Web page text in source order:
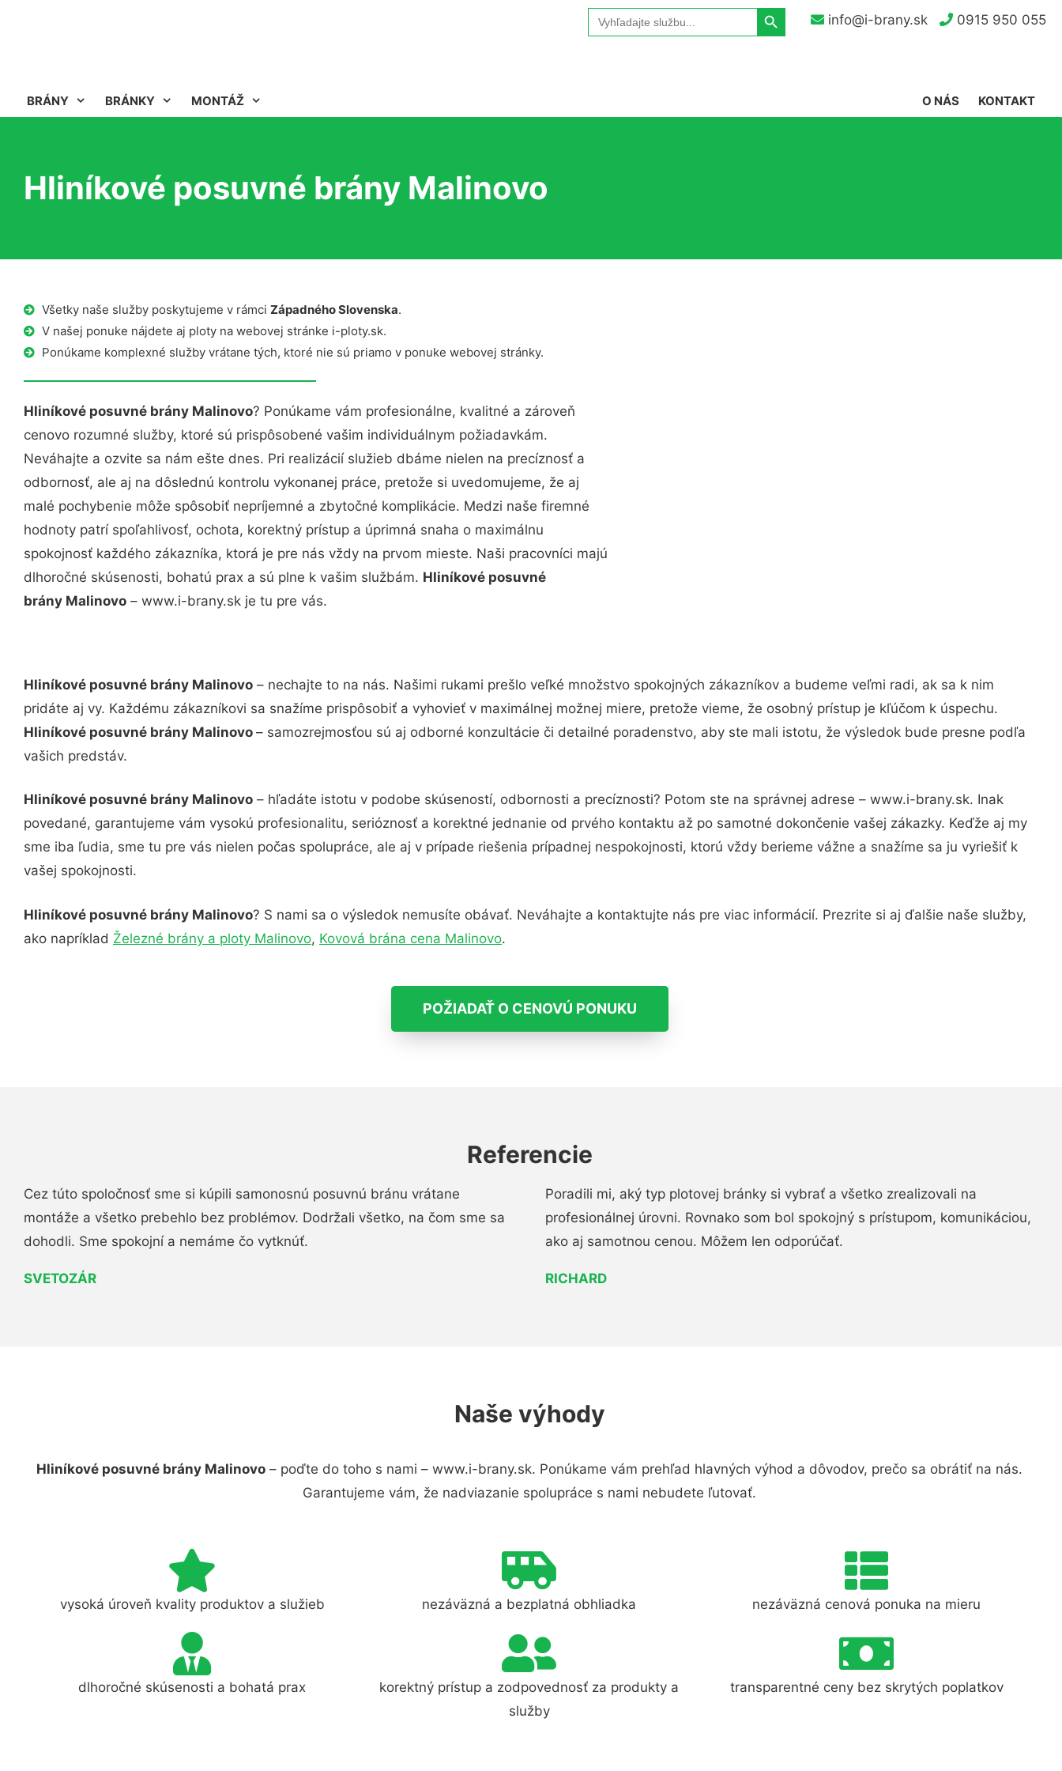
info@i-brany.sk 0915 950 055
Search
for:
Search Button
BRÁNY BRÁNKY MONTÁŽ KONTAKT
O NÁS
Hliníkové posuvné brány Malinovo
Všetky naše služby poskytujeme v rámci Západného Slovenska.
V našej ponuke nájdete aj ploty na webovej stránke i-ploty.sk.
Ponúkame komplexné služby vrátane tých, ktoré nie sú priamo v ponuke webovej stránky.
Hliníkové posuvné brány Malinovo? Ponúkame vám profesionálne, kvalitné a zároveň
cenovo rozumné služby, ktoré sú prispôsobené vašim individuálnym požiadavkám.
Neváhajte a ozvite sa nám ešte dnes. Pri realizácií služieb dbáme nielen na precíznosť a
odbornosť, ale aj na dôslednú kontrolu vykonanej práce, pretože si uvedomujeme, že aj
malé pochybenie môže spôsobiť nepríjemné a zbytočné komplikácie. Medzi naše firemné
hodnoty patrí spoľahlivosť, ochota, korektný prístup a úprimná snaha o maximálnu
spokojnosť každého zákazníka, ktorá je pre nás vždy na prvom mieste. Naši pracovníci majú
dlhoročné skúsenosti, bohatú prax a sú plne k vašim službám. Hliníkové posuvné
brány Malinovo – www.i-brany.sk je tu pre vás.
Hliníkové posuvné brány Malinovo – nechajte to na nás. Našimi rukami prešlo veľké množstvo spokojných zákazníkov a budeme veľmi radi, ak sa k nim
pridáte aj vy. Každému zákazníkovi sa snažíme prispôsobiť a vyhovieť v maximálnej možnej miere, pretože vieme, že osobný prístup je kľúčom k úspechu.
Hliníkové posuvné brány Malinovo – samozrejmosťou sú aj odborné konzultácie či detailné poradenstvo, aby ste mali istotu, že výsledok bude presne podľa
vašich predstáv.
Hliníkové posuvné brány Malinovo – hľadáte istotu v podobe skúseností, odbornosti a precíznosti? Potom ste na správnej adrese – www.i-brany.sk. Inak
povedané, garantujeme vám vysokú profesionalitu, serióznosť a korektné jednanie od prvého kontaktu až po samotné dokončenie vašej zákazky. Keďže aj my
sme iba ľudia, sme tu pre vás nielen počas spolupráce, ale aj v prípade riešenia prípadnej nespokojnosti, ktorú vždy berieme vážne a snažíme sa ju vyriešiť k
vašej spokojnosti.
Hliníkové posuvné brány Malinovo? S nami sa o výsledok nemusíte obávať. Neváhajte a kontaktujte nás pre viac informácií. Prezrite si aj ďalšie naše služby,
ako napríklad Železné brány a ploty Malinovo, Kovová brána cena Malinovo.
POŽIADAŤ O CENOVÚ PONUKU
Referencie
Cez túto spoločnosť sme si kúpili samonosnú posuvnú bránu vrátane
montáže a všetko prebehlo bez problémov. Dodržali všetko, na čom sme sa
dohodli. Sme spokojní a nemáme čo vytknúť.
SVETOZÁR
Poradili mi, aký typ plotovej bránky si vybrať a všetko zrealizovali na
profesionálnej úrovni. Rovnako som bol spokojný s prístupom, komunikáciou,
ako aj samotnou cenou. Môžem len odporúčať.
RICHARD
Naše výhody
Hliníkové posuvné brány Malinovo – poďte do toho s nami – www.i-brany.sk. Ponúkame vám prehľad hlavných výhod a dôvodov, prečo sa obrátiť na nás.
Garantujeme vám, že nadviazanie spolupráce s nami nebudete ľutovať.
vysoká úroveň kvality produktov a služieb nezáväzná a bezplatná obhliadka nezáväzná cenová ponuka na mieru
dlhoročné skúsenosti a bohatá prax
korektný prístup a zodpovednosť za produkty a
služby
transparentné ceny bez skrytých poplatkov